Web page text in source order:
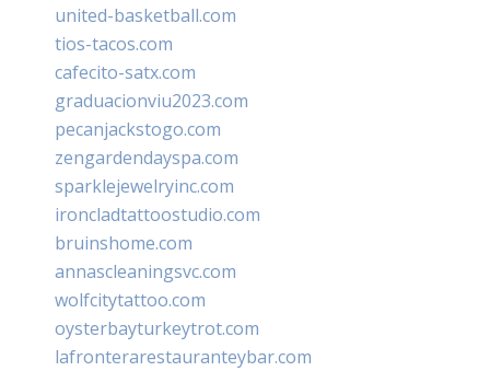
united-basketball.com
tios-tacos.com
cafecito-satx.com
graduacionviu2023.com
pecanjackstogo.com
zengardendayspa.com
sparklejewelryinc.com
ironcladtattoostudio.com
bruinshome.com
annascleaningsvc.com
wolfcitytattoo.com
oysterbayturkeytrot.com
lafronterarestauranteybar.com